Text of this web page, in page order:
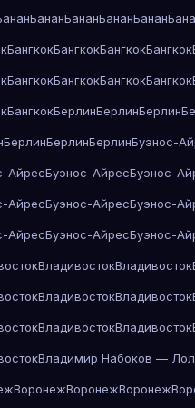
БананБананБананБанан
БангкокБангкокБангкокБангкок
БангкокБангкокБангкокБангкок
БангкокБерлинБерлинБерлин
БерлинБерлинБерлинБуэнос-
АйресБуэнос-АйресБуэнос-
АйресБуэнос-АйресБуэнос-
АйресБуэнос-АйресБуэнос-
ВладивостокВладивосток
ВладивостокВладивосток
ВладивостокВладивосток
Владимир Набоков —
ВоронежВоронежВоронеж